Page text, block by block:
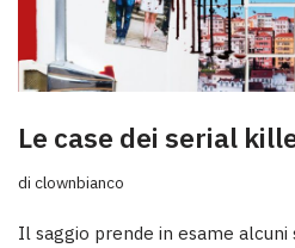
Le case dei serial
di clownbianco
Il saggio prende in esame